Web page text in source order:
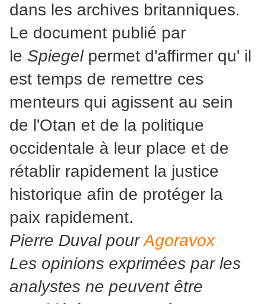
dans les archives britanniques.
Le document publié par
le Spiegel permet d'affirmer qu' il
est temps de remettre ces
menteurs qui agissent au sein
de l'Otan et de la politique
occidentale à leur place et de
rétablir rapidement la justice
historique afin de protéger la
paix rapidement.
Pierre Duval pourAgoravox
Les opinions exprimées par les
analystes ne peuvent être